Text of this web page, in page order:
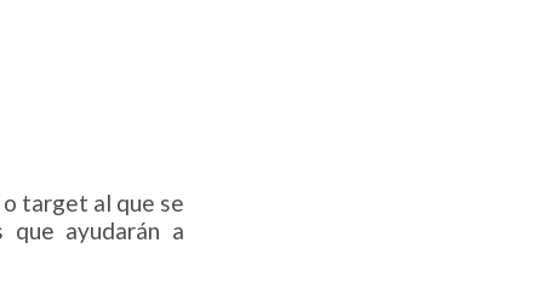
target al que se
que ayudarán a